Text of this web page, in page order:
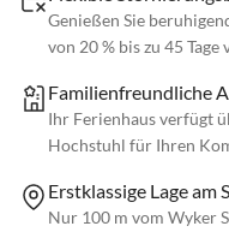
Genießen Sie
von 20 % bis zu 45
Familienfreundliche
Ihr Ferienhaus verfügt
Hochstuhl für Ihren
Erstklassige Lage am
Nur 100 m vom Wyker